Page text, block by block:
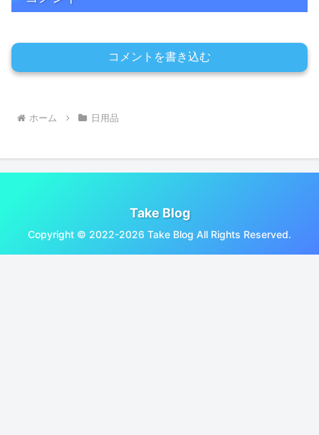
コメントを書き込む
ホーム 日用品
Take Blog
Copyright © 2022-2026 Take Blog All Rights Reserved.